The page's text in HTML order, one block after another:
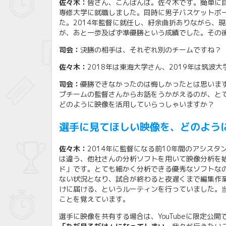
佐々木： 皆さん、こんばんは。佐々木です。簡単
専修大学に就職しました。同時に男子バスケット
た。2014年監督に就任し、紆余曲折ありながら、
が、あと一歩及ばず準優勝という成績でした。そ
司会： 決勝の相手は、それぞれ別のチームですね？
佐々木： 2018年は東海大学さん、2019年は筑波大
司会：優勝できなかったのは悔しかったとは思い
プチームの監督さんからお話をうかがえるのが、
どのように映像を活用していらっしゃいますか？
選手に見てほしい映像を、どのよう
佐々木： 2014年に監督になる前10年間のアシスタ
は違う、他社さんの分析ソフトを用いて映像分析
ド」です。とても細かく分析できる優秀なソフト
ない状況となり、試合が終わると夜遅くまで編集
けに届ける、というルーティンを行っていました
ことを覚えています。
選手に映像を共有する場合は、YouTubeに限定公